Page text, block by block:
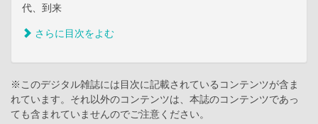
代、到来
さらに目次をよむ
※このデジタル雑誌には目次に記載されているコンテンツが含ま
れています。それ以外のコンテンツは、本誌のコンテンツであっ
ても含まれていませんのでご注意ください。